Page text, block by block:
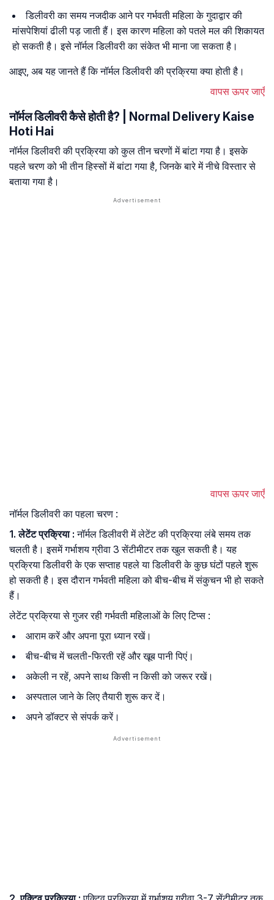
डिलीवरी का समय नजदीक आने पर गर्भवती महिला के गुदाद्वार की
मांसपेशियां ढीली पड़ जाती हैं। इस कारण महिला को पतले मल की शिकायत
हो सकती है। इसे नॉर्मल डिलीवरी का संकेत भी माना जा सकता है।
आइए, अब यह जानते हैं कि नॉर्मल डिलीवरी की प्रक्रिया क्या होती है।
वापस ऊपर जाएँ
नॉर्मल डिलीवरी कैसे होती है? | Normal Delivery Kaise
Hoti Hai
नॉर्मल डिलीवरी की प्रक्रिया को कुल तीन चरणों में बांटा गया है। इसके
पहले चरण को भी तीन हिस्सों में बांटा गया है, जिनके बारे में नीचे विस्तार से
बताया गया है।
वापस ऊपर जाएँ
नॉर्मल डिलीवरी का पहला चरण :
1. लेटेंट प्रक्रिया : नॉर्मल डिलीवरी में लेटेंट की प्रक्रिया लंबे समय तक
चलती है। इसमें गर्भाशय ग्रीवा 3 सेंटीमीटर तक खुल सकती है। यह
प्रक्रिया डिलीवरी के एक सप्ताह पहले या डिलीवरी के कुछ घंटों पहले शुरू
हो सकती है। इस दौरान गर्भवती महिला को बीच-बीच में संकुचन भी हो सकते
हैं।
लेटेंट प्रक्रिया से गुजर रही गर्भवती महिलाओं के लिए टिप्स :
आराम करें और अपना पूरा ध्यान रखें।
बीच-बीच में चलती-फिरती रहें और खूब पानी पिएं।
अकेली न रहें, अपने साथ किसी न किसी को जरूर रखें।
अस्पताल जाने के लिए तैयारी शुरू कर दें।
अपने डॉक्टर से संपर्क करें।